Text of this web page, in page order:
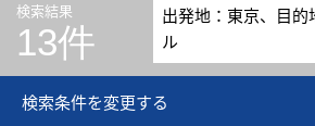
検索結果
13件
出発地：東京、目
ル
検索条件を変更する